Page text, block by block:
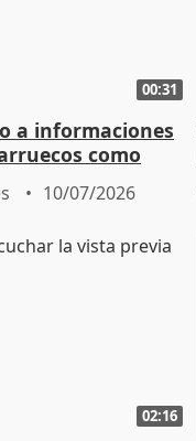
00:31
a informaciones
como
2030
10/07/2026
02:16